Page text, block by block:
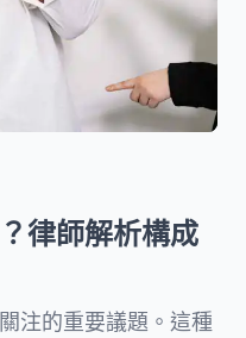
律師解析構成
注的重要議題。這種